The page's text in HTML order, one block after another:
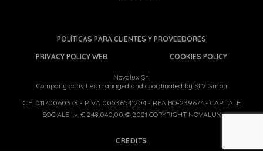
POLÍTICAS PARA CLIENTES Y PROVEEDORES
PRIVACY POLICY WEB
COOKIES POLICY
Novalux Srl
Company activities managed and coordinated by SLV Gmbh
C.F. 01170060378 - P.IVA 00536541204 - REA BO-239674 - CAPITALE
SOCIALE i.v. € 248.040,00 © 2021 COPYRIGHT NOVALUX
CREDITS